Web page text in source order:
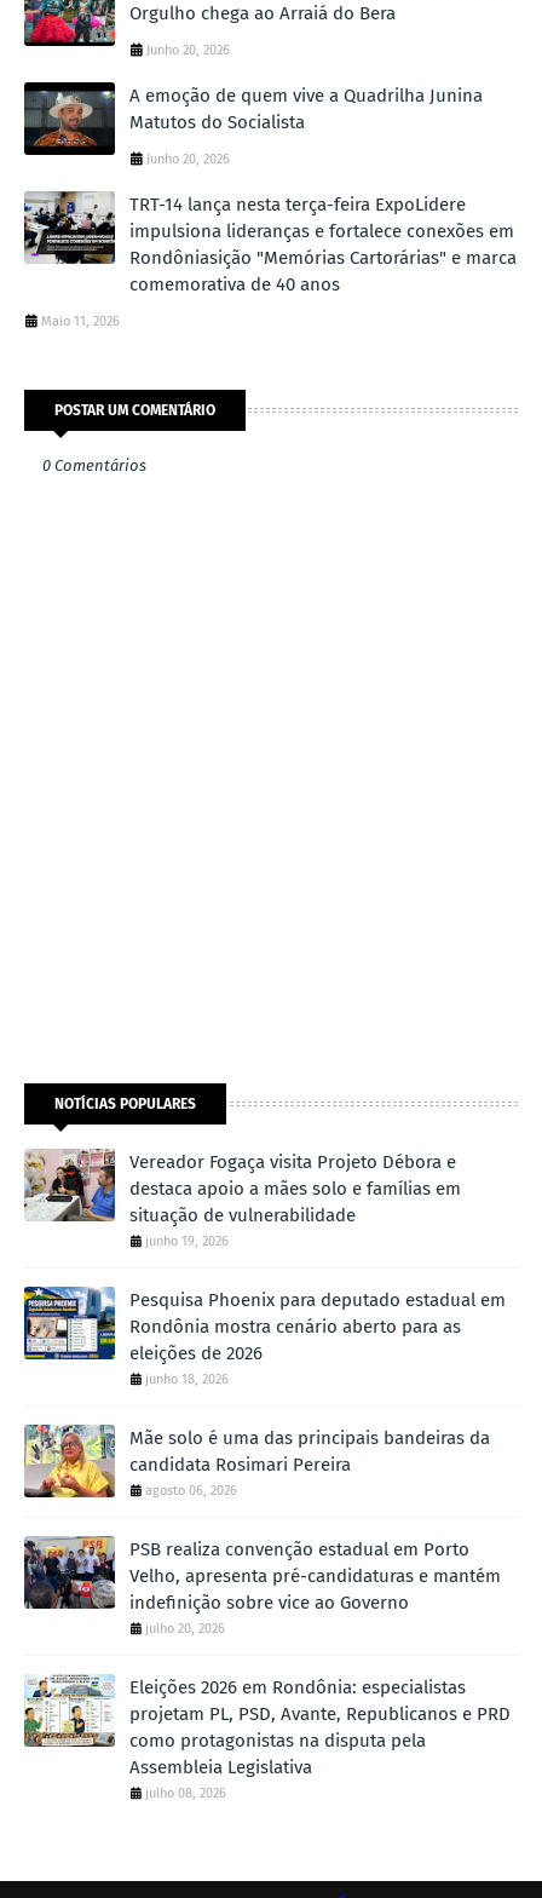
Orgulho chega ao Arraiá do Bera
Junho 20, 2026
A emoção de quem vive a Quadrilha Junina
Matutos do Socialista
Junho 20, 2026
TRT-14 lança nesta terça-feira ExpoLidere
impulsiona lideranças e fortalece conexões em
Rondôniasição "Memórias Cartorárias" e marca
comemorativa de 40 anos
Maio 11, 2026
POSTAR UM COMENTÁRIO
0 Comentários
NOTÍCIAS POPULARES
Vereador Fogaça visita Projeto Débora e
destaca apoio a mães solo e famílias em
situação de vulnerabilidade
junho 19, 2026
Pesquisa Phoenix para deputado estadual em
Rondônia mostra cenário aberto para as
eleições de 2026
junho 18, 2026
Mãe solo é uma das principais bandeiras da
candidata Rosimari Pereira
agosto 06, 2026
PSB realiza convenção estadual em Porto
Velho, apresenta pré-candidaturas e mantém
indefinição sobre vice ao Governo
julho 20, 2026
Eleições 2026 em Rondônia: especialistas
projetam PL, PSD, Avante, Republicanos e PRD
como protagonistas na disputa pela
Assembleia Legislativa
julho 08, 2026